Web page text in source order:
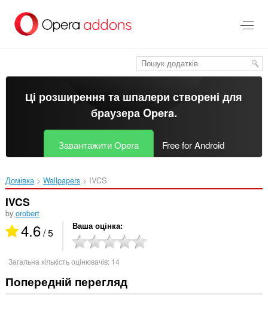
основного
Ці розширення та шпалери створені для
браузера Opera.
Завантажити Opera Free for Android
Домівка Wallpapers IVCS‎
IVCS
by orobert
4.6/ 5 Ваша оцінка
Загальна кількість оцінювачів: 14
Попередній перегляд